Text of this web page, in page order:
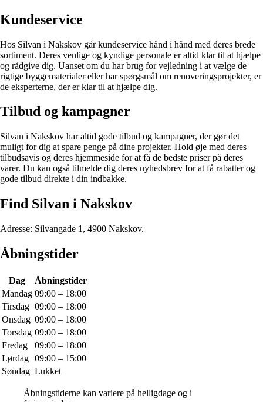
Kundeservice
Hos Silvan i Nakskov går kundeservice hånd i hånd med deres brede
sortiment. Deres venlige og kyndige personale er altid klar til at hjælpe
og rådgive dig. Uanset om du har brug for vejledning i at vælge de
rigtige byggematerialer eller har spørgsmål om renoveringsprojekter, er
de eksperterne, der er klar til at hjælpe dig.
Tilbud og kampagner
Silvan i Nakskov har altid gode tilbud og kampagner, der gør det
muligt for dig at spare penge på dine projekter. Hold øje med deres
tilbudsavis og deres hjemmeside for at få de bedste priser på deres
varer. Du kan også tilmelde dig deres nyhedsbrev for at få rabatter og
gode tilbud direkte i din indbakke.
Find Silvan i Nakskov
Adresse: Silvangade 1, 4900 Nakskov.
Åbningstider
Dag
Åbningstider
Mandag 09:00 – 18:00
Tirsdag 09:00 – 18:00
Onsdag 09:00 – 18:00
Torsdag 09:00 – 18:00
Fredag
09:00 – 18:00
Lørdag 09:00 – 15:00
Søndag Lukket
Åbningstiderne kan variere på helligdage og i